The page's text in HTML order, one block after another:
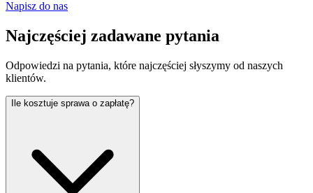
Napisz do nas
Najczęściej zadawane pytania
Odpowiedzi na pytania, które najczęściej słyszymy od naszych
klientów.
Ile kosztuje sprawa o zapłatę?